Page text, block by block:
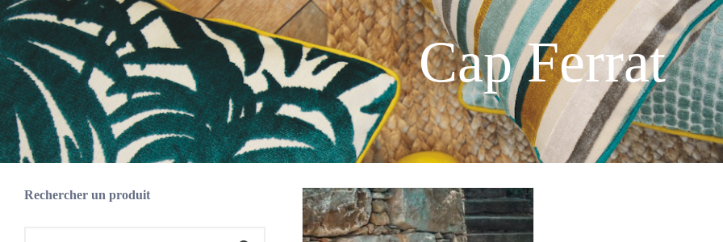
Cap Ferrat
Rechercher un produit